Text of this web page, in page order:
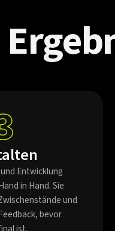
Entwicklung
in Hand. Sie
und
bevor